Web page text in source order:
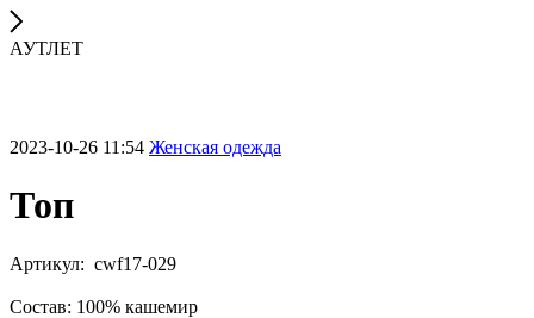
АУТЛЕТ
2023-10-26 11:54 Женская одежда
Топ
Артикул: cwf17-029
Состав: 100% кашемир